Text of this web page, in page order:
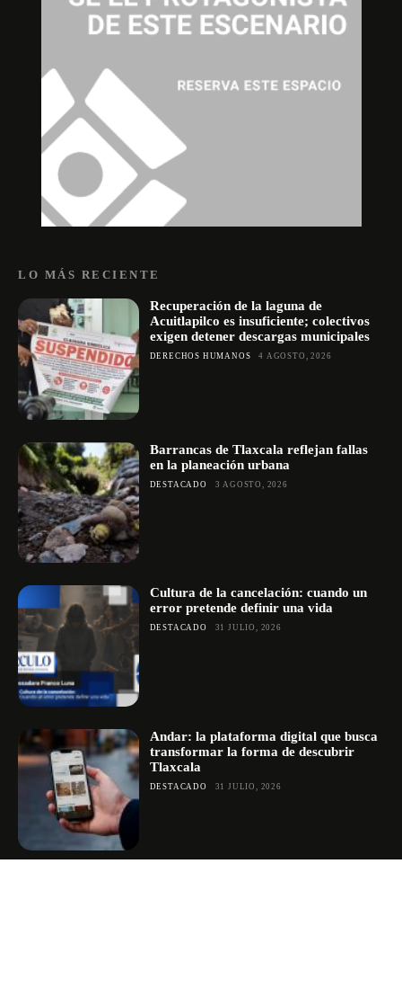
LO MÁS RECIENTE
Recuperación de la laguna de
Acuitlapilco es insuficiente; colectivos
exigen detener descargas municipales
DERECHOS HUMANOS 4 AGOSTO, 2026
Barrancas de Tlaxcala reflejan fallas
en la planeación urbana
DESTACADO 3 AGOSTO, 2026
Cultura de la cancelación: cuando un
error pretende definir una vida
DESTACADO 31 JULIO, 2026
Andar: la plataforma digital que busca
transformar la forma de descubrir
Tlaxcala
DESTACADO 31 JULIO, 2026